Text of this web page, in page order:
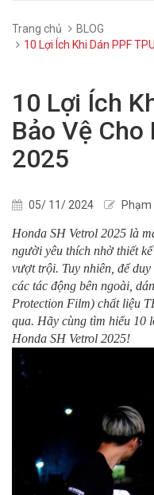
Trang chủ
BLOG
10 Lợi Ích Khi Dán PPF
10 Lợi Ích
Bảo Vệ Cho
2025
05/ 11/ 2024 Phạm
Honda SH Vetrol 2025 là
người yêu thích nhờ thiết
vượt trội. Tuy nhiên, để
các tác động bên ngoài,
Protection Film) chất liệu
qua. Hãy cùng tìm hiểu 10
Honda SH Vetrol 2025!